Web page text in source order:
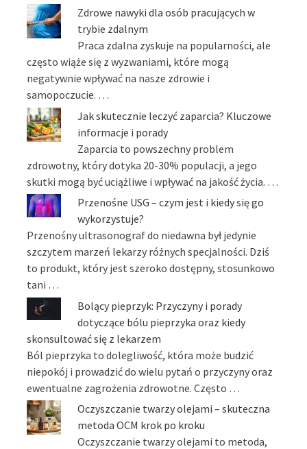
Zdrowe nawyki dla osób pracujących w
trybie zdalnym
Praca zdalna zyskuje na popularności, ale
często wiąże się z wyzwaniami, które mogą
negatywnie wpływać na nasze zdrowie i
samopoczucie. …
Jak skutecznie leczyć zaparcia? Kluczowe
informacje i porady
Zaparcia to powszechny problem
zdrowotny, który dotyka 20-30% populacji, a jego
skutki mogą być uciążliwe i wpływać na jakość życia. …
Przenośne USG – czym jest i kiedy się go
wykorzystuje?
Przenośny ultrasonograf do niedawna był jedynie
szczytem marzeń lekarzy różnych specjalności. Dziś
to produkt, który jest szeroko dostępny, stosunkowo
tani …
Bolący pieprzyk: Przyczyny i porady
dotyczące bólu pieprzyka oraz kiedy
skonsultować się z lekarzem
Ból pieprzyka to dolegliwość, która może budzić
niepokój i prowadzić do wielu pytań o przyczyny oraz
ewentualne zagrożenia zdrowotne. Często …
Oczyszczanie twarzy olejami – skuteczna
metoda OCM krok po kroku
Oczyszczanie twarzy olejami to metoda,